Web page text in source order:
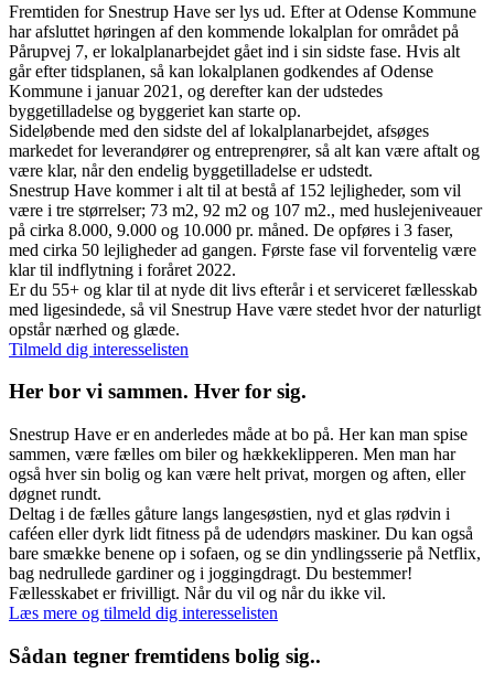
Fremtiden for Snestrup Have ser lys ud. Efter at Odense Kommune
har afsluttet høringen af den kommende lokalplan for området på
Pårupvej 7, er lokalplanarbejdet gået ind i sin sidste fase. Hvis alt
går efter tidsplanen, så kan lokalplanen godkendes af Odense
Kommune i januar 2021, og derefter kan der udstedes
byggetilladelse og byggeriet kan starte op.
Sideløbende med den sidste del af lokalplanarbejdet, afsøges
markedet for leverandører og entreprenører, så alt kan være aftalt og
være klar, når den endelig byggetilladelse er udstedt.
Snestrup Have kommer i alt til at bestå af 152 lejligheder, som vil
være i tre størrelser; 73 m2, 92 m2 og 107 m2., med huslejeniveauer
på cirka 8.000, 9.000 og 10.000 pr. måned. De opføres i 3 faser,
med cirka 50 lejligheder ad gangen. Første fase vil forventelig være
klar til indflytning i foråret 2022.
Er du 55+ og klar til at nyde dit livs efterår i et serviceret fællesskab
med ligesindede, så vil Snestrup Have være stedet hvor der naturligt
opstår nærhed og glæde.
Tilmeld dig interesselisten
Her bor vi sammen. Hver for sig.
Snestrup Have er en anderledes måde at bo på. Her kan man spise
sammen, være fælles om biler og hækkeklipperen. Men man har
også hver sin bolig og kan være helt privat, morgen og aften, eller
døgnet rundt.
Deltag i de fælles gåture langs langesøstien, nyd et glas rødvin i
caféen eller dyrk lidt fitness på de udendørs maskiner. Du kan også
bare smække benene op i sofaen, og se din yndlingsserie på Netflix,
bag nedrullede gardiner og i joggingdragt. Du bestemmer!
Fællesskabet er frivilligt. Når du vil og når du ikke vil.
Læs mere og tilmeld dig interesselisten
Sådan tegner fremtidens bolig sig..